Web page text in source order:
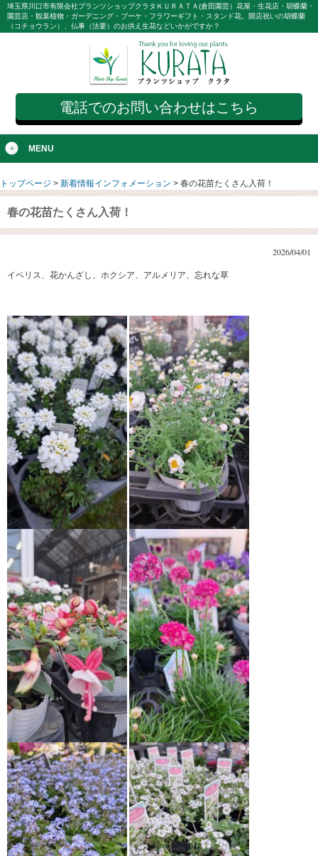
埼玉県川口市有限会社プランツショップクラタＫＵＲＡＴＡ(倉田園芸）花屋・生花店・胡蝶蘭・
園芸店・観葉植物・ガーデニング・ブーケ・フラワーギフト・スタンド花。開店祝いの胡蝶蘭
（コチョウラン）、仏事（法要）のお供え生花などいかがですか？
電話でのお問い合わせはこちら
MENU
トップページ > 新着情報インフォメーション > 春の花苗たくさん入荷！
春の花苗たくさん入荷！
2026/04/01
イベリス、花かんざし、ホクシア、アルメリア、忘れな草